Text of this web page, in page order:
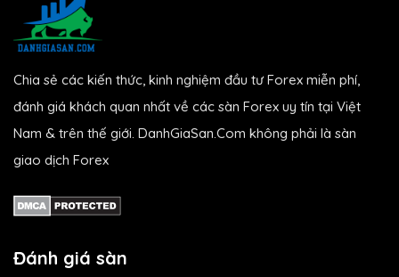
Chia sẻ các kiến thức, kinh nghiệm đầu tư Forex miễn phí,
đánh giá khách quan nhất về các sàn Forex uy tín tại Việt
Nam & trên thế giới. DanhGiaSan.Com không phải là sàn
giao dịch Forex
Đánh giá sàn